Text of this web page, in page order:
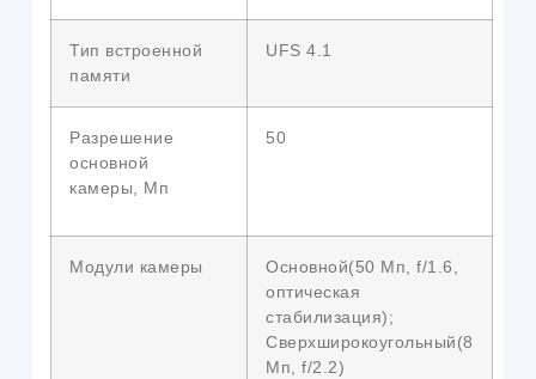
Тип встроенной
памяти
UFS 4.1
Разрешение
основной
камеры, Мп
50
Модули камеры
Основной(50 Мп, f/1.6,
оптическая
стабилизация);
Сверхширокоугольный(8
Мп, f/2.2)